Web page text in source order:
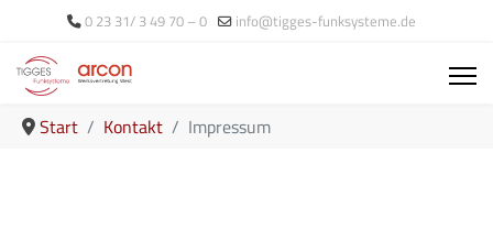
0 23 31/ 3 49 70 – 0 info@tigges-funksysteme.de
Start Kontakt Impressum